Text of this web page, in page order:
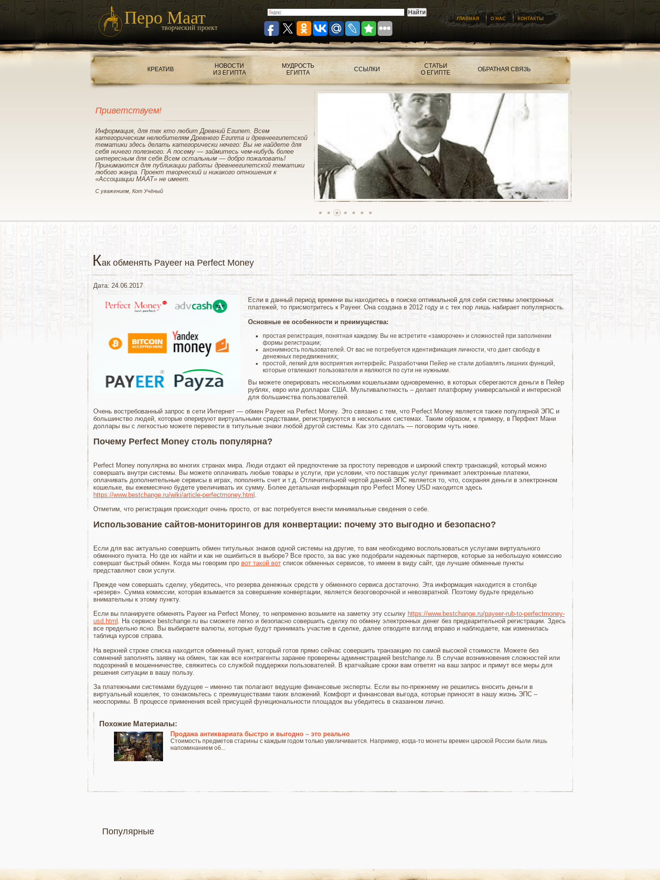
Перо Маат
творческий проект
ГЛАВНАЯ О НАС КОНТАКТЫ
КРЕАТИВ
НОВОСТИ
ИЗ ЕГИПТА
МУДРОСТЬ
ЕГИПТА
ССЫЛКИ
СТАТЬИ
О ЕГИПТЕ
ОБРАТНАЯ СВЯЗЬ
Приветствуем!
Информация, для тех кто любит Древний Египет. Всем
категорическим нелюбителям Древнего Египта и древнеегипетской
тематики здесь делать категорически нечего: Вы не найдете для
себя ничего полезного. А посему — займитесь чем-нибудь более
интересным для себя.Всем остальным — добро пожаловать!
Принимаются для публикации работы древнеегипетской тематики
любого жанра. Проект творческий и никакого отношения к
«Ассоциации МААТ» не имеет.
С уважением, Кот Учёный
1 2 3 4 5 6 7
Как обменять Payeer на Perfect Money
Дата: 24.06.2017
Если в данный период времени вы находитесь в поиске оптимальной для себя системы электронных
платежей, то присмотритесь к Payeer. Она создана в 2012 году и с тех пор лишь набирает популярность.
Основные ее особенности и преимущества:
простая регистрация, понятная каждому. Вы не встретите «заморочек» и сложностей при заполнении
формы регистрации;
анонимность пользователей. От вас не потребуется идентификация личности, что дает свободу в
денежных передвижениях;
простой, легкий для восприятия интерфейс. Разработчики Пейер не стали добавлять лишних функций,
которые отвлекают пользователя и являются по сути не нужными.
Вы можете оперировать несколькими кошельками одновременно, в которых сберегаются деньги в Пейер
рублях, евро или долларах США. Мультивалютность – делает платформу универсальной и интересной
для большинства пользователей.
Очень востребованный запрос в сети Интернет — обмен Payeer на Perfect Money. Это связано с тем, что Perfect Money является также популярной ЭПС и
большинство людей, которые оперируют виртуальными средствами, регистрируются в нескольких системах. Таким образом, к примеру, в Перфект Мани
доллары вы с легкостью можете перевести в титульные знаки любой другой системы. Как это сделать — поговорим чуть ниже.
Почему Perfect Money столь популярна?
Perfect Money популярна во многих странах мира. Люди отдают ей предпочтение за простоту переводов и широкий спектр транзакций, который можно
совершать внутри системы. Вы можете оплачивать любые товары и услуги, при условии, что поставщик услуг принимает электронные платежи,
оплачивать дополнительные сервисы в играх, пополнять счет и т.д. Отличительной чертой данной ЭПС является то, что, сохраняя деньги в электронном
кошельке, вы ежемесячно будете увеличивать их сумму. Более детальная информация про Perfect Money USD находится здесь
https://www.bestchange.ru/wiki/article-perfectmoney.html
Отметим, что регистрация происходит очень просто, от вас потребуется внести минимальные сведения о себе.
Использование сайтов-мониторингов для конвертации: почему это выгодно и безопасно?
Если для вас актуально совершить обмен титульных знаков одной системы на другие, то вам необходимо воспользоваться услугами виртуального
обменного пункта. Но где их найти и как не ошибиться в выборе? Все просто, за вас уже подобрали надежных партнеров, которые за небольшую комиссию
совершат быстрый обмен. Когда мы говорим про вот такой вотсписок обменных сервисов, то имеем в виду сайт, где лучшие обменные пункты
представляют свои услуги.
Прежде чем совершать сделку, убедитесь, что резерва денежных средств у обменного сервиса достаточно. Эта информация находится в столбце
«резерв». Сумма комиссии, которая взымается за совершение конвертации, является безоговорочной и невозвратной. Поэтому будьте предельно
внимательны к этому пункту.
Если вы планируете обменять Payeer на Perfect Money, то непременно возьмите на заметку эту ссылку https://www.bestchange.ru/payeer-rub-to-perfectmoney-
usd.html . На сервисе bestchange.ru вы сможете легко и безопасно совершить сделку по обмену электронных денег без предварительной регистрации. Здесь
все предельно ясно. Вы выбираете валюты, которые будут принимать участие в сделке, далее отводите взгляд вправо и наблюдаете, как изменилась
таблица курсов справа.
На верхней строке списка находится обменный пункт, который готов прямо сейчас совершить транзакцию по самой высокой стоимости. Можете без
сомнений заполнять заявку на обмен, так как все контрагенты заранее проверены администрацией bestchange.ru. В случае возникновения сложностей или
подозрений в мошенничестве, свяжитесь со службой поддержки пользователей. В кратчайшие сроки вам ответят на ваш запрос и примут все меры для
решения ситуации в вашу пользу.
За платежными системами будущее – именно так полагают ведущие финансовые эксперты. Если вы по-прежнему не решились вносить деньги в
виртуальный кошелек, то ознакомьтесь с преимуществами таких вложений. Комфорт и финансовая выгода, которые приносят в нашу жизнь ЭПС –
неоспоримы. В процессе применения всей присущей функциональности площадок вы убедитесь в сказанном лично.
Похожие Материалы:
Продажа антиквариата быстро и выгодно – это реально
Стоимость предметов старины с каждым годом только увеличивается. Например, когда-то монеты времен царской России были лишь
напоминанием об...
Популярные